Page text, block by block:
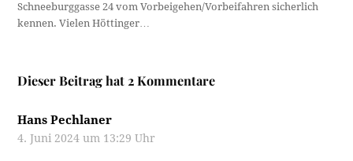
Schneeburggasse 24 vom Vorbeigehen/Vorbeifahren sicherlich
kennen. Vielen Höttinger…
Dieser Beitrag hat 2 Kommentare
Hans Pechlaner
4. Juni 2024 um 13:29 Uhr